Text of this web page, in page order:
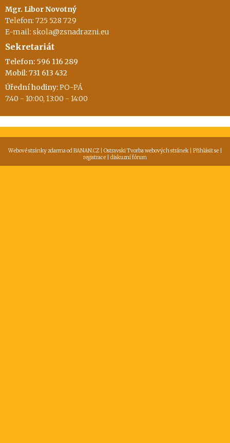
Mgr. Libor Novotný
Telefon: 725 528 729
E-mail: skola@zsnadrazni.eu
Sekretariát
Telefon: 596 116 289
Mobil: 731 613 432
Úřední hodiny:PO-PÁ
7:40 - 10:00, 13:00 - 14:00
Webové stránky zdarmaodBANAN.CZ| Ostravski Tvorba webových stránek Přihlásit se
registrace
diskuzní fórum